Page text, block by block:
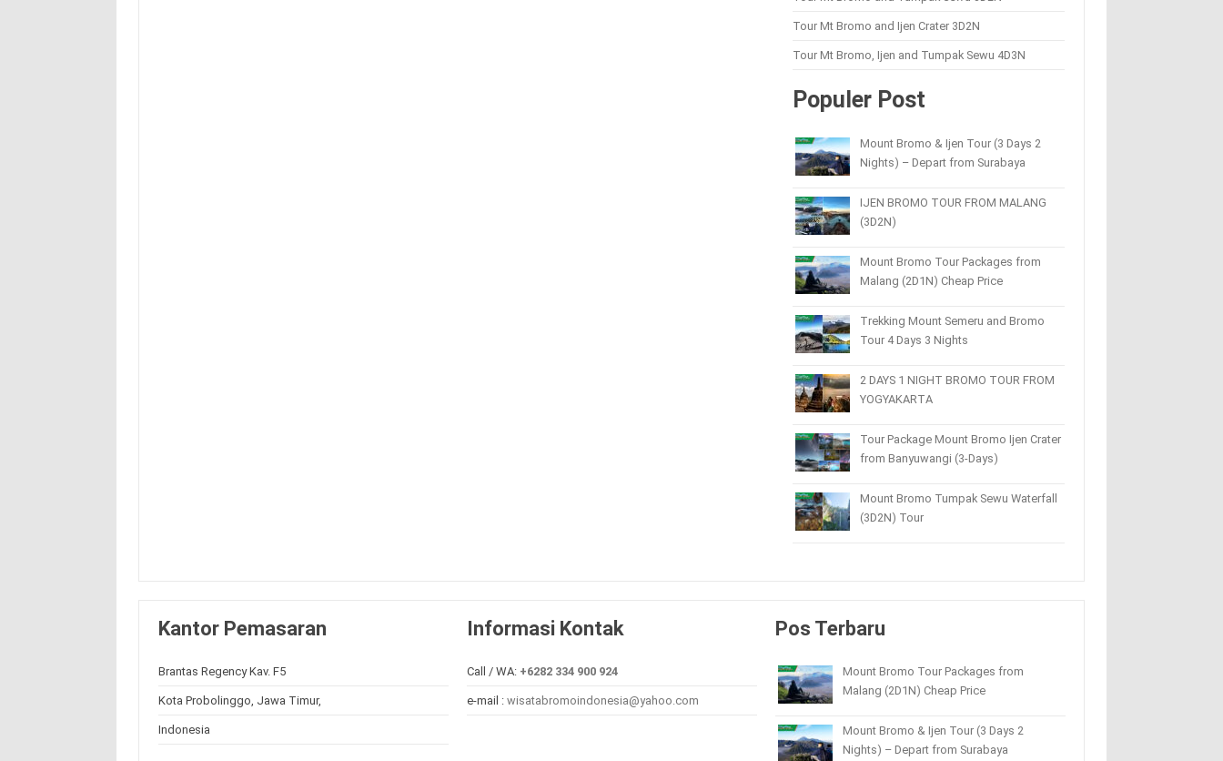
Tour Mt Bromo and Ijen Crater 3D2N
Tour Mt Bromo, Ijen and Tumpak Sewu 4D3N
Populer Post
Mount Bromo & Ijen Tour (3 Days 2
Nights) – Depart from Surabaya
IJEN BROMO TOUR FROM MALANG
(3D2N)
Mount Bromo Tour Packages from
Malang (2D1N) Cheap Price
Trekking Mount Semeru and Bromo
Tour 4 Days 3 Nights
2 DAYS 1 NIGHT BROMO TOUR FROM
YOGYAKARTA
Tour Package Mount Bromo Ijen Crater
from Banyuwangi (3-Days)
Mount Bromo Tumpak Sewu Waterfall
(3D2N) Tour
Kantor Pemasaran
Brantas Regency Kav. F5
Kota Probolinggo, Jawa Timur,
Indonesia
Informasi Kontak
Call / WA: +6282 334 900 924
e-mail : wisatabromoindonesia@yahoo.com
Pos Terbaru
Mount Bromo Tour Packages from
Malang (2D1N) Cheap Price
Mount Bromo & Ijen Tour (3 Days 2
Nights) – Depart from Surabaya